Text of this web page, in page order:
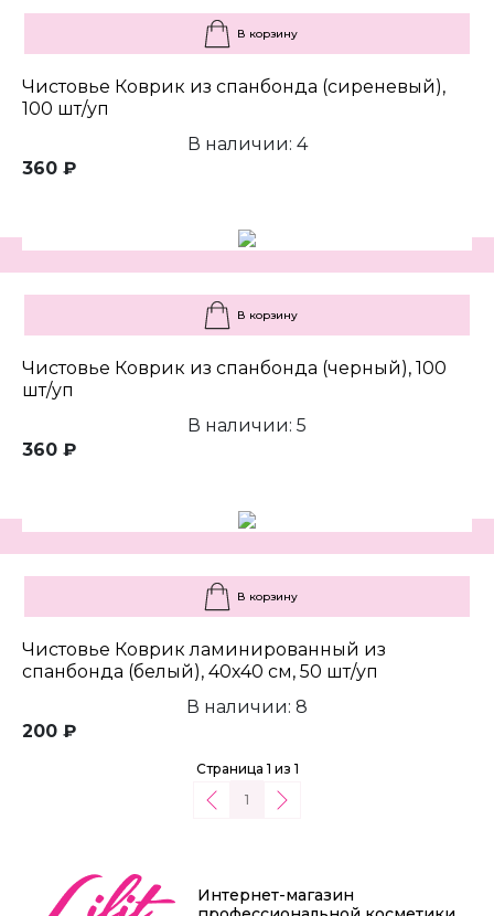
В корзину
Чистовье Коврик из спанбонда (сиреневый),
100 шт/уп
В наличии: 4
360 ₽
В корзину
Чистовье Коврик из спанбонда (черный), 100
шт/уп
В наличии: 5
360 ₽
В корзину
Чистовье Коврик ламинированный из
спанбонда (белый), 40х40 см, 50 шт/уп
В наличии: 8
200 ₽
Страница 1 из 1
1
Интернет-магазин